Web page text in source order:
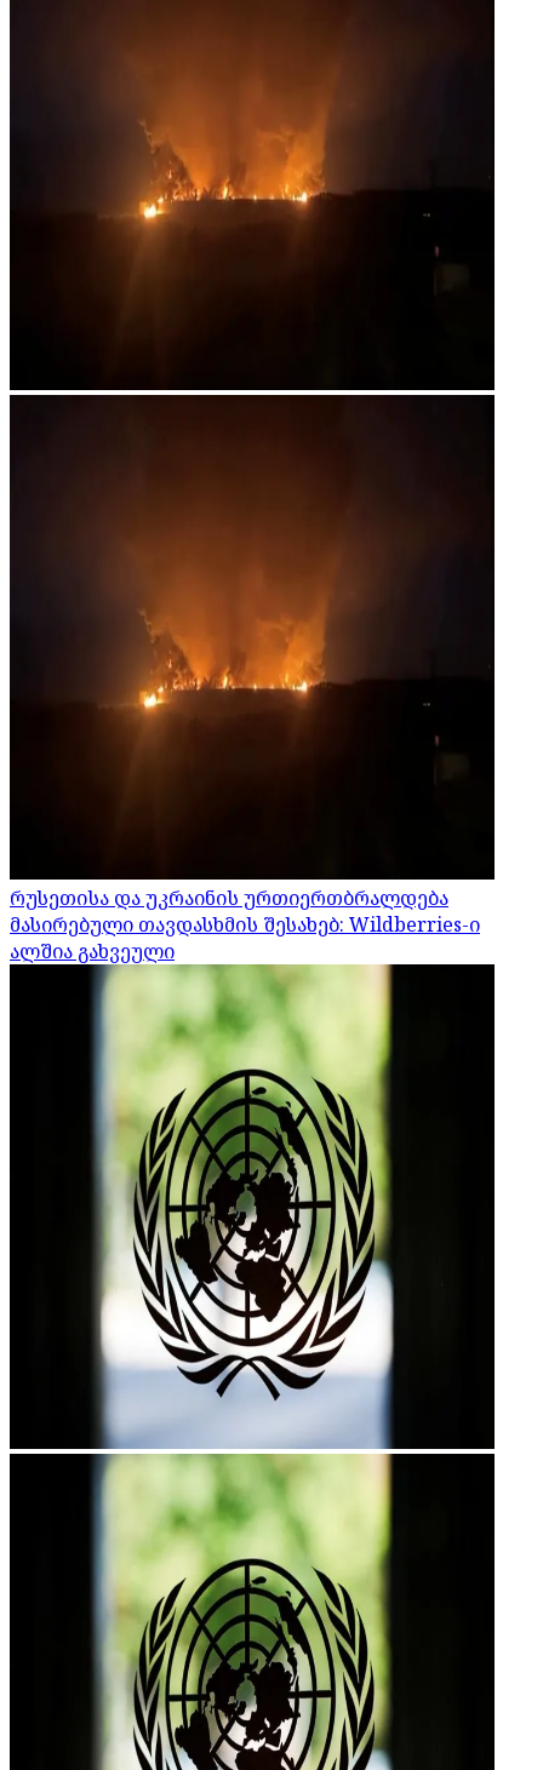
რუსეთისა და უკრაინის ურთიერთბრალდება
მასირებული თავდასხმის შესახებ: Wildberries-ი
ალშია გახვეული